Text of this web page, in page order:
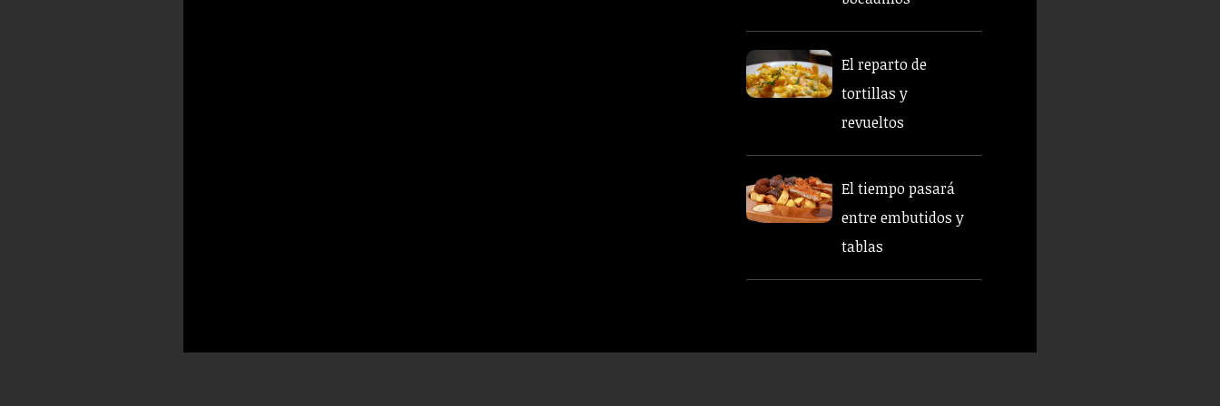
El reparto de
tortillas y
revueltos
El tiempo pasará
entre embutidos y
tablas